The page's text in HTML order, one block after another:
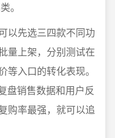
。
以先选三四款不同功
量上架，分别测试在
等入口的转化表现。
盘销售数据和用户反
购率最强，就可以追